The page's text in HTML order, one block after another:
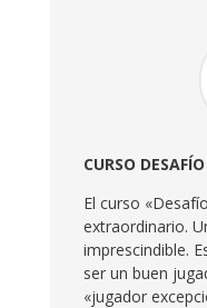
CURSO
El curso
extraordinario.
imprescindible.
ser un buen
«jugador